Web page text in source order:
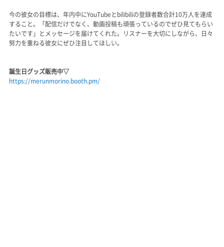
今の彼女の目標は、年内中にYouTubeとbilibiliの登録者数合計10万人を達成
すること。「配信だけでなく、動画投稿も頑張っているのでぜひ見てもらい
たいです」とメッセージを届けてくれた。リスナーを大切にしながら、日々
努力を重ねる彼女にぜひ注目してほしい。
誕生日グッズ販売中▽
https://merunmorino.booth.pm/